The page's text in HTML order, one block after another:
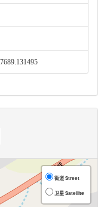
街道 Street
卫星 Satellite